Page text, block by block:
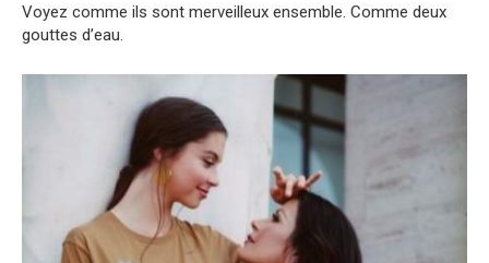
Voyez comme ils sont merveilleux ensemble. Comme deux
gouttes d’eau.